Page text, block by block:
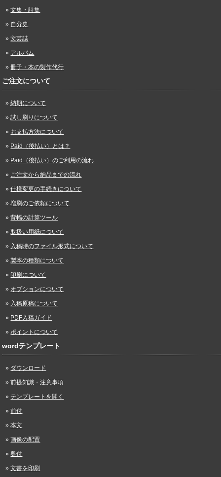
文集・詩集
自分史
文芸誌
アルバム
冊子・本の製作代行
ご注文について
納期について
試し刷りについて
お支払方法について
Paid（後払い）とは？
Paid（後払い）のご利用の流れ
ご注文から納品までの流れ
仕様変更の手続きについて
増刷のご依頼について
背幅の計算ツール
取扱い用紙について
入稿時のファイル形式について
製本の種類について
印刷について
オプションについて
入稿原稿について
PDF入稿ガイド
ポイントについて
wordテンプレート
ダウンロード
前提知識・注意事項
テンプレートを開く
前付
本文
画像の配置
奥付
文書を印刷